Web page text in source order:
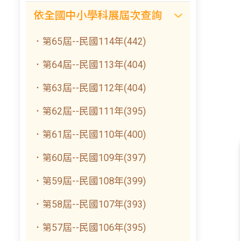
依全國中小學科展屆次查詢
．第65屆--民國114年(442)
．第64屆--民國113年(404)
．第63屆--民國112年(404)
．第62屆--民國111年(395)
．第61屆--民國110年(400)
．第60屆--民國109年(397)
．第59屆--民國108年(399)
．第58屆--民國107年(393)
．第57屆--民國106年(395)